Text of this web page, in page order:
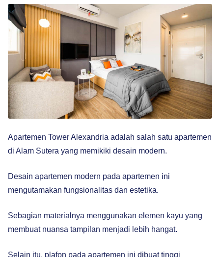
Apartemen Tower Alexandria adalah salah satu apartemen
di Alam Sutera yang memikiki desain modern.
Desain apartemen modern pada apartemen ini
mengutamakan fungsionalitas dan estetika.
Sebagian materialnya menggunakan elemen kayu yang
membuat nuansa tampilan menjadi lebih hangat.
Selain itu, plafon pada apartemen ini dibuat tinggi